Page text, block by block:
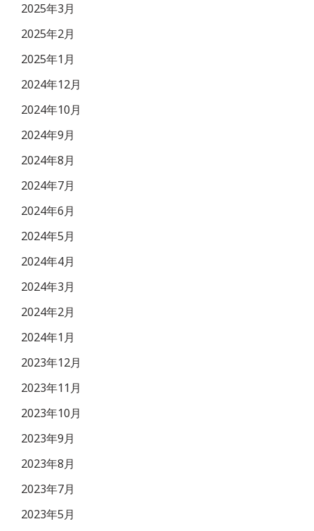
2025年3月
2025年2月
2025年1月
2024年12月
2024年10月
2024年9月
2024年8月
2024年7月
2024年6月
2024年5月
2024年4月
2024年3月
2024年2月
2024年1月
2023年12月
2023年11月
2023年10月
2023年9月
2023年8月
2023年7月
2023年5月